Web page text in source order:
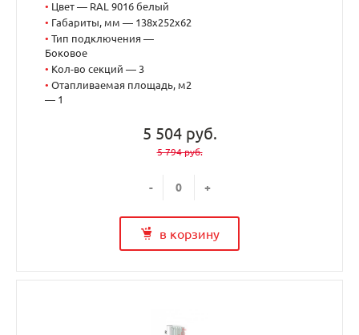
• Цвет — RAL 9016 белый
• Габариты, мм — 138x252x62
• Тип подключения —
Боковое
• Кол-во секций — 3
• Отапливаемая площадь, м2
— 1
5 504 руб.
5 794 руб.
- +
в корзину